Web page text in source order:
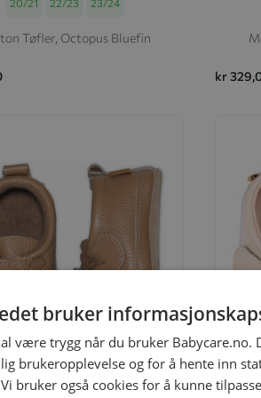
Størrelse
20/21 22/23 23/24
Tøfler, Octopus Bluefin
kr
bruker
være trygg når du bruker
brukeropplevelse og for å hente inn
bruker også cookies for å kunne